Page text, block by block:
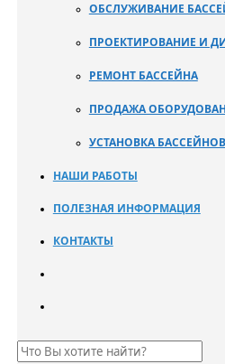
ОБСЛУЖИВАНИЕ
ПРОЕКТИРОВАНИЕ И
РЕМОНТ БАССЕЙНА
ПРОДАЖА
УСТАНОВКА БАССЕЙНОВ
НАШИ РАБОТЫ
ПОЛЕЗНАЯ ИНФОРМАЦИЯ
КОНТАКТЫ